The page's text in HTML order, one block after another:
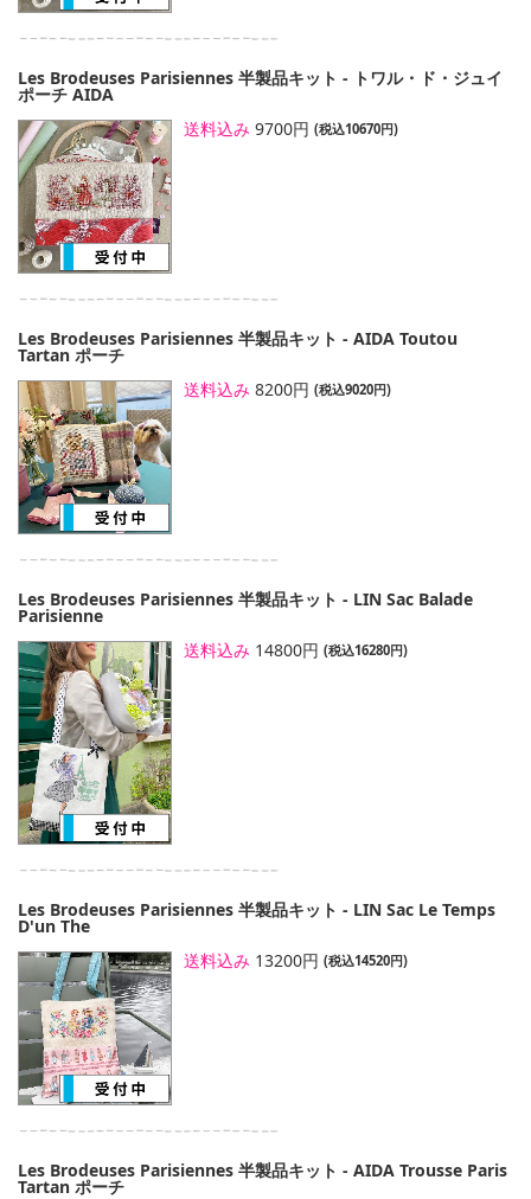
Les Brodeuses Parisiennes 半製品キット - トワル・ド・ジュイ
ポーチ AIDA
送料込み 9700円 (税込10670円)
Les Brodeuses Parisiennes 半製品キット - AIDA Toutou
Tartan ポーチ
送料込み 8200円 (税込9020円)
Les Brodeuses Parisiennes 半製品キット - LIN Sac Balade
Parisienne
送料込み 14800円 (税込16280円)
Les Brodeuses Parisiennes 半製品キット - LIN Sac Le Temps
D'un The
送料込み 13200円 (税込14520円)
Les Brodeuses Parisiennes 半製品キット - AIDA Trousse Paris
Tartan ポーチ